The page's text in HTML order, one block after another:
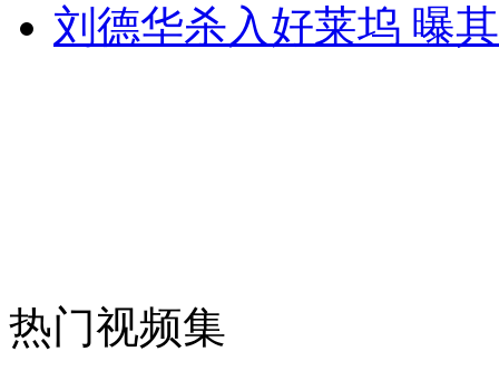
外交部：有关国家言论片面不公正
消防员救轻生者 花炮节热闹非凡
刘德华杀入好莱坞 曝
热门视频集